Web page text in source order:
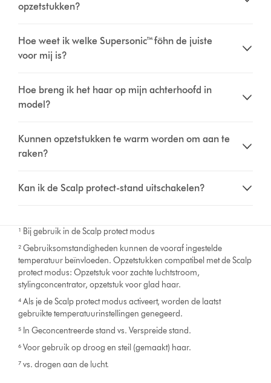
opzetstukken?
Hoe weet ik welke Supersonic™ föhn de juiste
voor mij is?
Hoe breng ik het haar op mijn achterhoofd in
model?
Kunnen opzetstukken te warm worden om aan te
raken?
Kan ik de Scalp protect-stand uitschakelen?
¹ Bij gebruik in de Scalp protect modus
² Gebruiksomstandigheden kunnen de vooraf ingestelde
temperatuur beïnvloeden. Opzetstukken compatibel met de Scalp
protect modus: Opzetstuk voor zachte luchtstroom,
stylingconcentrator, opzetstuk voor glad haar.
⁴ Als je de Scalp protect modus activeert, worden de laatst
gebruikte temperatuurinstellingen genegeerd.
⁵ In Geconcentreerde stand vs. Verspreide stand.
⁶ Voor gebruik op droog en steil (gemaakt) haar.
⁷ vs. drogen aan de lucht.